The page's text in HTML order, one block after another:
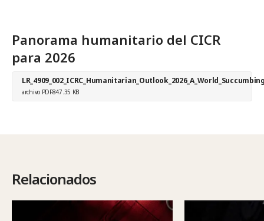
Panorama humanitario del CICR
para 2026
archivo PDF847.35 KB
Relacionados